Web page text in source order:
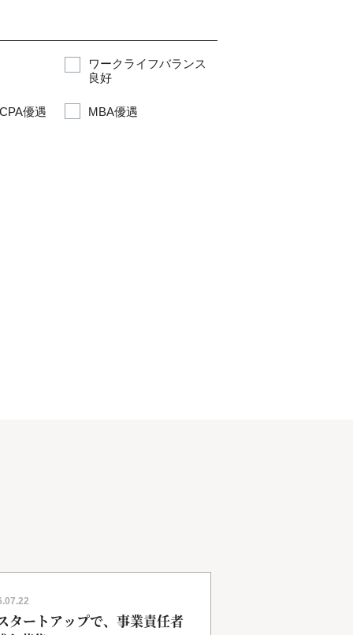
ワークライフバランス
良好
優遇 MBA優遇
タートアップで、事業責任者